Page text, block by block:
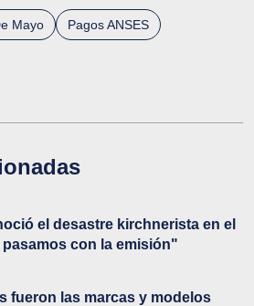
Mayo Pagos ANSES
el desastre kirchnerista en el
con la emisión"
fueron las marcas y modelos